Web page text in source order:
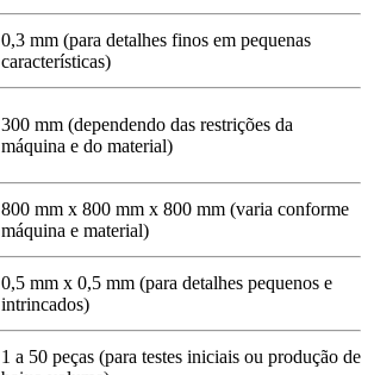
0,3 mm (para detalhes finos em pequenas
características)
300 mm (dependendo das restrições da
máquina e do material)
800 mm x 800 mm x 800 mm (varia conforme
máquina e material)
0,5 mm x 0,5 mm (para detalhes pequenos e
intrincados)
1 a 50 peças (para testes iniciais ou produção de